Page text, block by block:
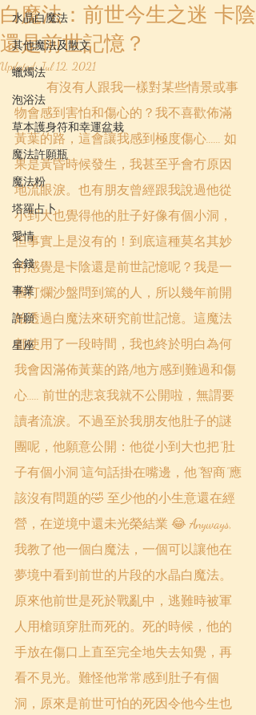
水晶白魔法
其他魔法及散文
蠟燭法
泡浴法
草本護身符和幸運盆栽
魔法許願瓶
魔法粉
塔羅占卜
愛情
金錢
事業
許願
星座
白魔法：前世今生之迷 卡陰
還是前世記憶？
Updated:Jul 12, 2021
物會感到害怕和傷心的？我不喜歡佈滿
黃葉的路，這會讓我感到極度傷心...... 如
果是黃昏時候發生，我甚至乎會冇原因
地流眼淚。也有朋友曾經跟我說過他從
小到大也覺得他的肚子好像有個小洞，
但事實上是沒有的！到底這種莫名其妙
的感覺是卡陰還是前世記憶呢？我是一
個打爛沙盤問到篤的人，所以幾年前開
始透過白魔法來研究前世記憶。這魔法
都使用了一段時間，我也終於明白為何
我會因滿佈黃葉的路/地方感到難過和傷
心..... 前世的悲哀我就不公開啦，無謂要
讀者流淚。不過至於我朋友他肚子的謎
團呢，他願意公開：他從小到大也把”肚
子有個小洞”這句話掛在嘴邊，他”智商”應
該沒有問題的🤣 至少他的小生意還在經
營，在逆境中還未光榮結業 😂 Anyways,
我教了他一個白魔法，一個可以讓他在
夢境中看到前世的片段的水晶白魔法。
原來他前世是死於戰亂中，逃難時被軍
人用槍頭穿肚而死的。死的時候，他的
手放在傷口上直至完全地失去知覺，再
看不見光。難怪他常常感到肚子有個
洞，原來是前世可怕的死因令他今生也